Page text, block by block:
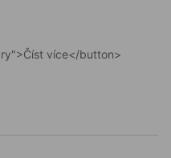
více</button>